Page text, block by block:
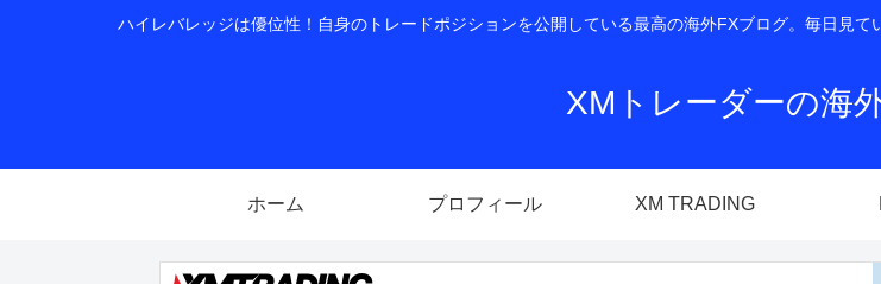
ハイレバレッジは優位性！自身のトレードポジションを公開している最高の海外FXブログ。毎日見
XMトレーダーの海
ホーム プロフィール XM TRADING